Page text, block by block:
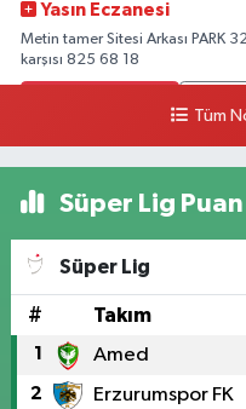
Yasın Eczanesi
Metin tamer Sitesi Arkası PARK
karşısı 825 68 18
Tüm
Süper Lig
Süper Lig
# Takım
1 Amed
2 Erzurumspor FK